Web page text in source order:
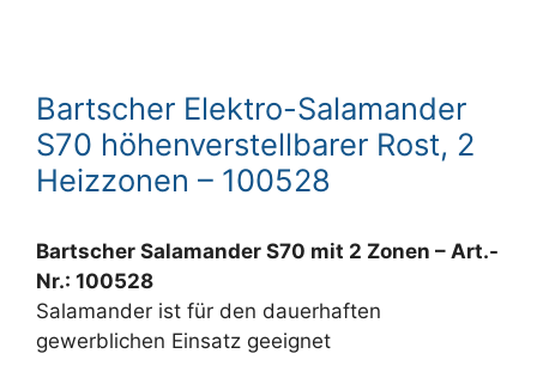
Bartscher Elektro-Salamander
S70 höhenverstellbarer Rost, 2
Heizzonen – 100528
Bartscher Salamander S70 mit 2 Zonen – Art.-
Nr.: 100528
Salamander ist für den dauerhaften
gewerblichen Einsatz geeignet